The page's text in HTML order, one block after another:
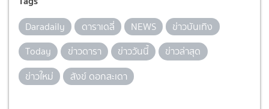
Daradaily ดาราเดลี่ NEWS
ข่าวบันเทิง
Today
ข่าวดารา ข่าววันนี้
ข่าวล่าสุด
ข่าวใหม่
สังข์ ดอกสะเดา